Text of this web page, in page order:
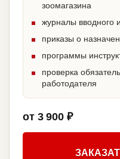
зоомагазина
журналы вводного
приказы о
программы
проверка
работодателя
от 3 900 ₽